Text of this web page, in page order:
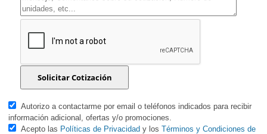
Autorizo a contactarme por email o teléfonos indicados para recibir
información adicional, ofertas y/o promociones.
Acepto las Políticas de Privacidad y losTérminos y Condiciones de